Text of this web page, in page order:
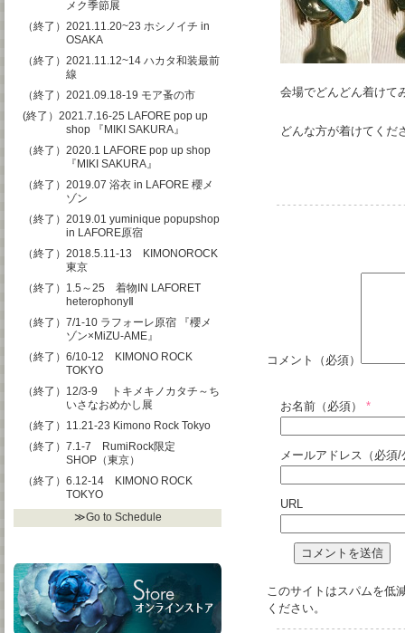
会場でどんどん着けて
どんな方が着けてくだ
コメント（必須）
お名前（必須） *
メールアドレス（必須
URL
このサイトはスパムを低
ください。
メク季節展
（終了）2021.11.20~23 ホシノイチ in
OSAKA
（終了）2021.11.12~14 ハカタ和装最前
線
（終了）2021.09.18-19 モア蚤の市
(終了）2021.7.16-25 LAFORE pop up
shop 『MIKI SAKURA』
（終了）2020.1 LAFORE pop up shop
『MIKI SAKURA』
（終了）2019.07 浴衣 in LAFORE 櫻メ
ゾン
（終了）2019.01 yuminique popupshop
in LAFORE原宿
（終了）2018.5.11-13 KIMONOROCK
東京
（終了）1.5～25 着物IN LAFORET
heterophonyⅡ
（終了）7/1-10 ラフォーレ原宿 『櫻メ
ゾン×MiZU-AME』
（終了）6/10-12 KIMONO ROCK
TOKYO
（終了）12/3-9 トキメキノカタチ～ち
いさなおめかし展
（終了）11.21-23 Kimono Rock Tokyo
（終了）7.1-7 RumiRock限定
SHOP（東京）
（終了）6.12-14 KIMONO ROCK
TOKYO
≫Go to Schedule